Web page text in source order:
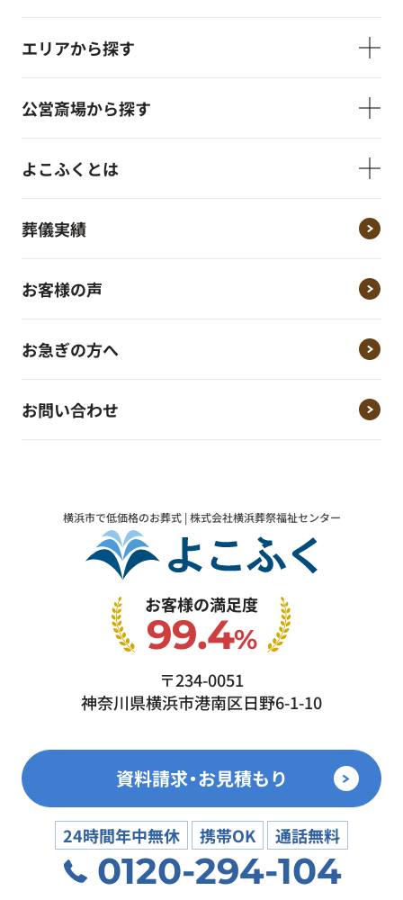
エリアから探す
公営斎場から探す
よこふくとは
葬儀実績
お客様の声
お急ぎの方へ
お問い合わせ
横浜市で低価格のお葬式 | 株式会社横浜葬祭福祉センター
お客様の満足度
99.4%
〒234-0051
神奈川県横浜市港南区日野6-1-10
資料請求・お見積もり
24時間年中無休 携帯OK 通話無料
0120-294-104